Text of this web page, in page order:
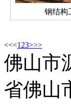
钢结构
<<<1 23>>>
佛山市
省佛山